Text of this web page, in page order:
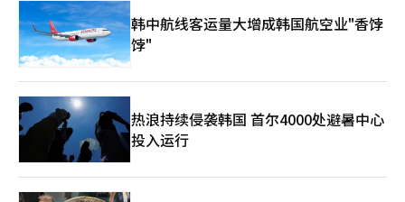
韩中航线客运量大增成韩国航空业"香饽
饽"
热浪持续侵袭韩国 首尔4000处避暑中心
投入运行